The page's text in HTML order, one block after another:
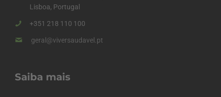
Lisboa, Portugal
+351 218 110 100
geral@viversaudavel.pt
Saiba mais